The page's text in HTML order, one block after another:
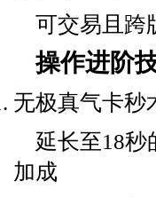
可交易且跨
操作进阶
无极真气卡秒
延长至18秒
加成